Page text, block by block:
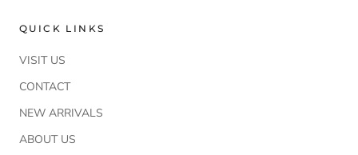
QUICK LINKS
VISIT US
CONTACT
NEW ARRIVALS
ABOUT US